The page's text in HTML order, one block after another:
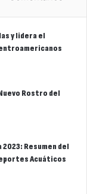
y lidera el
Rostro del
Resumen del
Acuáticos